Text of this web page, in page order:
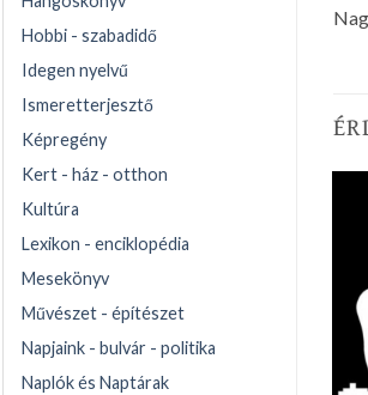
Hobbi - szabadidő
Idegen nyelvű
Ismeretterjesztő
Képregény
Kert - ház - otthon
Kultúra
Lexikon - enciklopédia
Mesekönyv
Művészet - építészet
Napjaink - bulvár - politika
Naplók és Naptárak